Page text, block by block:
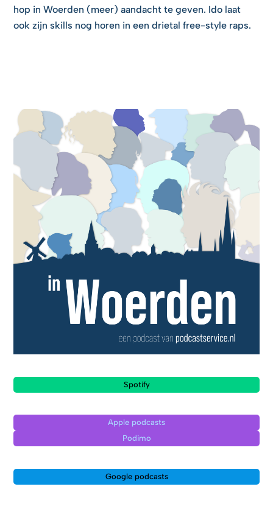
hop in Woerden (meer) aandacht te geven. Ido laat
ook zijn skills nog horen in een drietal free-style raps.
Spotify
Apple podcasts
Podimo
Google podcasts